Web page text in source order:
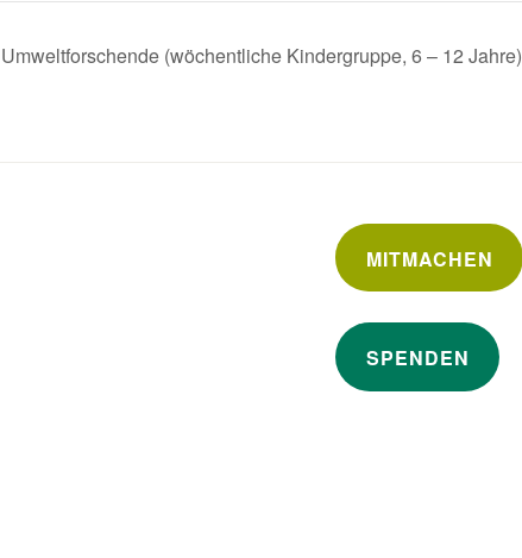
Umweltforschende (wöchentliche Kindergruppe, 6 – 12 Jahre)
MITMACHEN
SPENDEN